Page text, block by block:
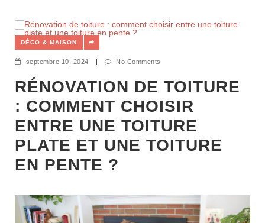
DÉCO & MAISON
septembre 10, 2024 No Comments
RÉNOVATION DE TOITURE
: COMMENT CHOISIR
ENTRE UNE TOITURE
PLATE ET UNE TOITURE
EN PENTE ?